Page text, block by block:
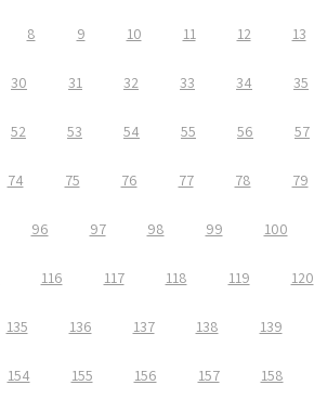
8 9 10 11 12 13
30 31 32 33 34 35
52 53 54 55 56 57
74 75 76 77 78 79
96 97 98 99 100
116 117 118 119 120
135 136 137 138 139
154 155 156 157 158